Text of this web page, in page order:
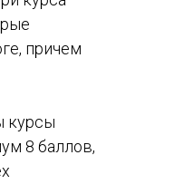
причем
курсы
8 баллов,